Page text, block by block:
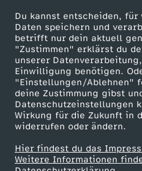
Du kannst entscheiden,
Daten speichern und
betrifft nur dein aktuell
"Zustimmen" erklärst du
unserer
Einwilligung benötigen.
"Einstellungen/Ablehnen"
deine Zustimmung gibst
Datenschutzeinstellungen
Wirkung für die Zukunft in
widerrufen oder ändern.
Hier findest du das
Weitere Informationen
ZDF goes Schule
Werbefernsehen
Mainzelmännchen
Partner